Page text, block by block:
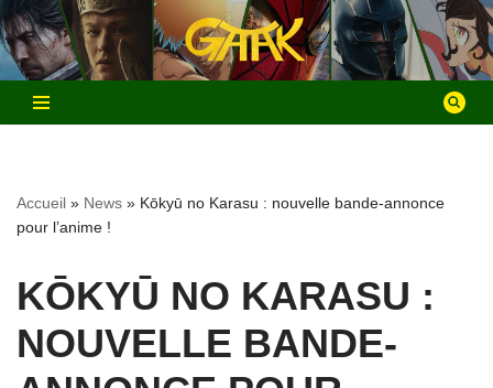
Aller
au
contenu
Accueil » News » Kōkyū no Karasu : nouvelle bande-annonce
pour l’anime !
KŌKYŪ NO KARASU :
NOUVELLE BANDE-